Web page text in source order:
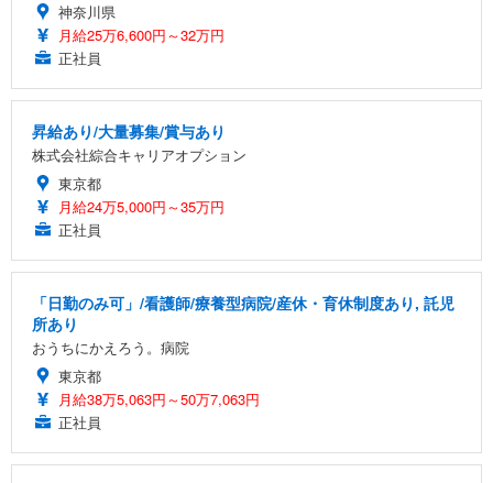
神奈川県
月給25万6,600円～32万円
正社員
昇給あり/大量募集/賞与あり
株式会社綜合キャリアオプション
東京都
月給24万5,000円～35万円
正社員
「日勤のみ可」/看護師/療養型病院/産休・育休制度あり, 託児
所あり
おうちにかえろう。病院
東京都
月給38万5,063円～50万7,063円
正社員